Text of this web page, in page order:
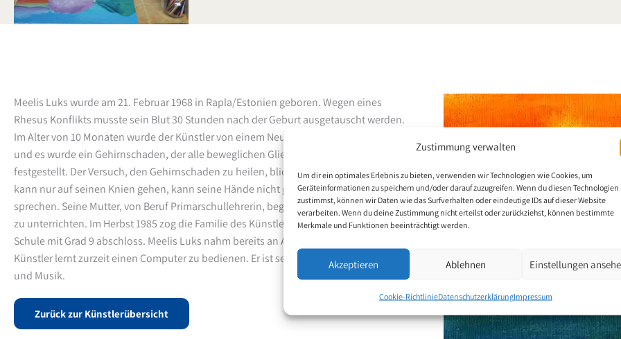
Zustimmung verwalten
Um dir ein optimales Erlebnis zu bieten, verwenden wir Technologien wie Cookies, um
Geräteinformationen zu speichern und/oder darauf zuzugreifen. Wenn du diesen Technologien
zustimmst, können wir Daten wie das Surfverhalten oder eindeutige IDs auf dieser Website
verarbeiten. Wenn du deine Zustimmung nicht erteilst oder zurückziehst, können bestimmte
Merkmale und Funktionen beeinträchtigt werden.
Akzeptieren Ablehnen Einstellungen
Cookie-RichtlinieDatenschutzerklärungImpressum
Meelis Luks wurde am 21. Februar 1968 in Rapla/Estonien geboren. Wegen eines
Rhesus Konflikts musste sein Blut 30 Stunden nach der Geburt ausgetauscht werden.
Im Alter von 10 Monaten wurde der Künstler von einem Neuropathologen untersucht
und es wurde ein Gehirnschaden, der alle beweglichen Glieder in deren Funktion stört,
festgestellt. Der Versuch, den Gehirnschaden zu heilen, blieb erfolglos. Der Fussmaler
kann nur auf seinen Knien gehen, kann seine Hände nicht gebrauchen und auch nicht
sprechen. Seine Mutter, von Beruf Primarschullehrerin, begann den Fussmaler daheim
zu unterrichten. Im Herbst 1985 zog die Familie des Künstlers nach Kaiu, wo Meelis die
Schule mit Grad 9 abschloss. Meelis Luks nahm bereits an Ausstellungen teil. Der
Künstler lernt zurzeit einen Computer zu bedienen. Er ist sehr interessiert an Sprachen
und Musik.
Zurück zur Künstlerübersicht